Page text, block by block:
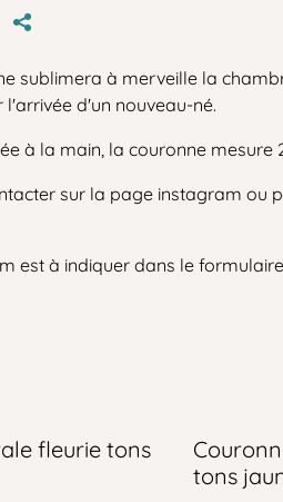
sublimera à merveille la
d'un nouveau-né.
à la main, la couronne mesure
sur la page instagram ou
est à indiquer dans le
fleurie tons
tons